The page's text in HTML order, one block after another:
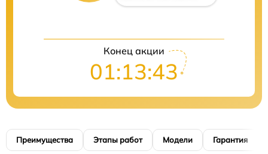
Конец акции
01:13:42
Преимущества Этапы работ Модели Гарантия